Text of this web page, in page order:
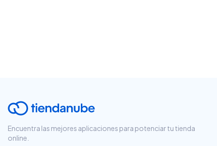
Encuentra las mejores aplicaciones para potenciar tu tienda
online.